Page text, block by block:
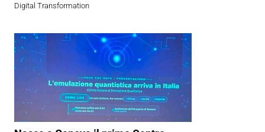
Digital Transformation